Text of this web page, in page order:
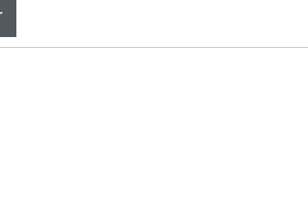
binnen de resultaten